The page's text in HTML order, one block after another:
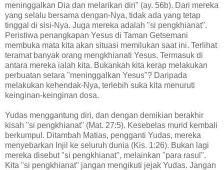
meninggalkan Dia dan melarikan diri" (ay. 56b). Dari mereka
yang selalu bersama dengan-Nya, tidak ada yang tetap
tinggal di sisi-Nya. Juga mereka adalah "si pengkhianat".
Peristiwa penangkapan Yesus di Taman Getsemani
membuka mata kita akan situasi memilukan saat ini. Terlihat
teramat banyak orang mengkhianati Yesus. Termasuk di
antara mereka ialah kita. Bukankah kita kerap melakukan
perbuatan setara "meninggalkan Yesus"? Daripada
melakukan kehendak-Nya, terlebih suka kita menuruti
keinginan-keinginan dosa.
Yudas menggantung diri, dan dengan demikian berakhir
kisah "si pengkhianat" (Mat. 27:5). Kesebelas murid kembali
berkumpul. Ditambah Matias, pengganti Yudas, mereka
menyebarkan Injil ke seluruh dunia (Kis. 1:26). Bukan lagi
mereka disebut "si pengkhianat", melainkan "para rasul".
Kita "si pengkhianat" jangan mengikuti jejak Yudas. Jangan